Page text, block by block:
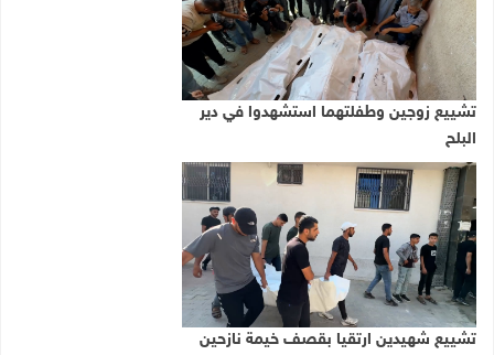
تشييع زوجين وطفلتهما استشهدوا في دير
البلح
تشييع شهيدين ارتقيا بقصف خيمة نازحين